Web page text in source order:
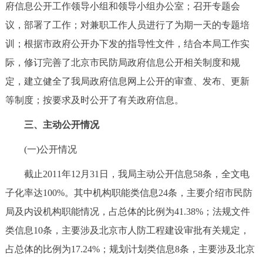
走进北京
绿色北京 图说北京 视频北京
ENGLISH
ESPAÑOL العربية PORTUGUÊS
ITALIANO
府信息公开工作领导小组和领导小组办公室；召开专题会
议，部署了工作；对兼职工作人员进行了为期一天的专题培
训；根据市政府公开办下发的指导性文件，结合本局工作实
际，修订完善了北京市民防局政府信息公开相关制度和规
定，建立健全了我局政府信息网上公开的审查、发布、更新
等制度；按要求及时公开了有关政府信息。
三、主动公开情况
(一)公开情况
截止2011年12月31日，我局主动公开信息58条，全文电
子化率达100%。其中机构职能类信息24条，主要介绍市民防
局及内设机构职能情况，占总体的比例为41.38%；法规文件
类信息10条，主要涉及北京市人防工程建设审批有关规定，
占总体的比例为17.24%；规划计划类信息8条，主要涉及北京